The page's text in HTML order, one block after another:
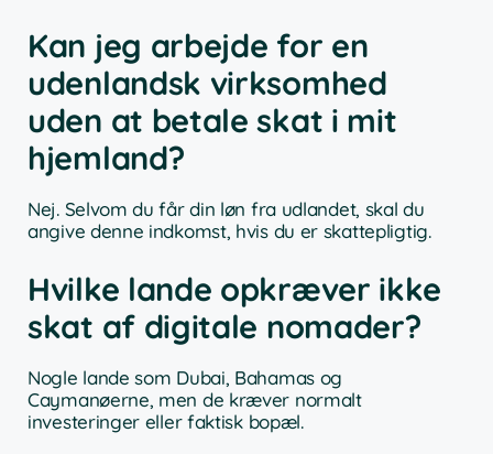
Kan jeg arbejde for en
udenlandsk virksomhed
uden at betale skat i mit
hjemland?
Nej. Selvom du får din løn fra udlandet, skal du
angive denne indkomst, hvis du er skattepligtig.
Hvilke lande opkræver ikke
skat af digitale nomader?
Nogle lande som Dubai, Bahamas og
Caymanøerne, men de kræver normalt
investeringer eller faktisk bopæl.